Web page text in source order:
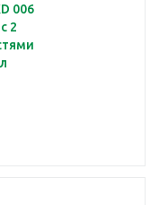
006
2